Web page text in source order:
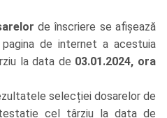
de înscriere se afișează
de internet a acestuia
la data de 03.01.2024, ora
selecției dosarelor de
cel târziu la data de